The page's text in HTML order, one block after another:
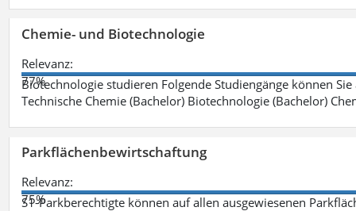
Chemie- und Biotechnologie
Relevanz:
77%
Biotechnologie studieren Folgende Studiengänge können
Technische Chemie (Bachelor) Biotechnologie (Bachelor)
Parkflächenbewirtschaftung
Relevanz:
75%
S1-Parkberechtigte können auf allen ausgewiesenen